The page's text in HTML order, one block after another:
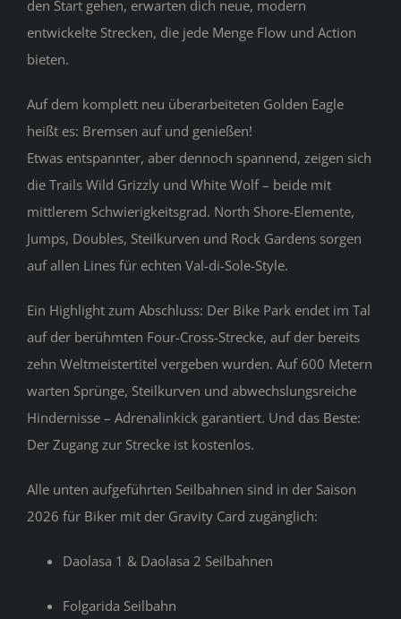
den Start gehen, erwarten dich neue, modern
entwickelte Strecken, die jede Menge Flow und Action
bieten.
Auf dem komplett neu überarbeiteten Golden Eagle
heißt es: Bremsen auf und genießen!
Etwas entspannter, aber dennoch spannend, zeigen sich
die Trails Wild Grizzly und White Wolf – beide mit
mittlerem Schwierigkeitsgrad. North Shore-Elemente,
Jumps, Doubles, Steilkurven und Rock Gardens sorgen
auf allen Lines für echten Val-di-Sole-Style.
Ein Highlight zum Abschluss: Der Bike Park endet im Tal
auf der berühmten Four-Cross-Strecke, auf der bereits
zehn Weltmeistertitel vergeben wurden. Auf 600 Metern
warten Sprünge, Steilkurven und abwechslungsreiche
Hindernisse – Adrenalinkick garantiert. Und das Beste:
Der Zugang zur Strecke ist kostenlos.
Alle unten aufgeführten Seilbahnen sind in der Saison
2026 für Biker mit der Gravity Card zugänglich:
Daolasa 1 & Daolasa 2 Seilbahnen
Folgarida Seilbahn